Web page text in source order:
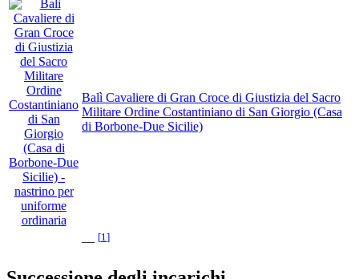
Balì Cavaliere di Gran Croce di Giustizia del Sacro
Militare Ordine Costantiniano di San Giorgio (Casa
di Borbone-Due Sicilie)
— [1]